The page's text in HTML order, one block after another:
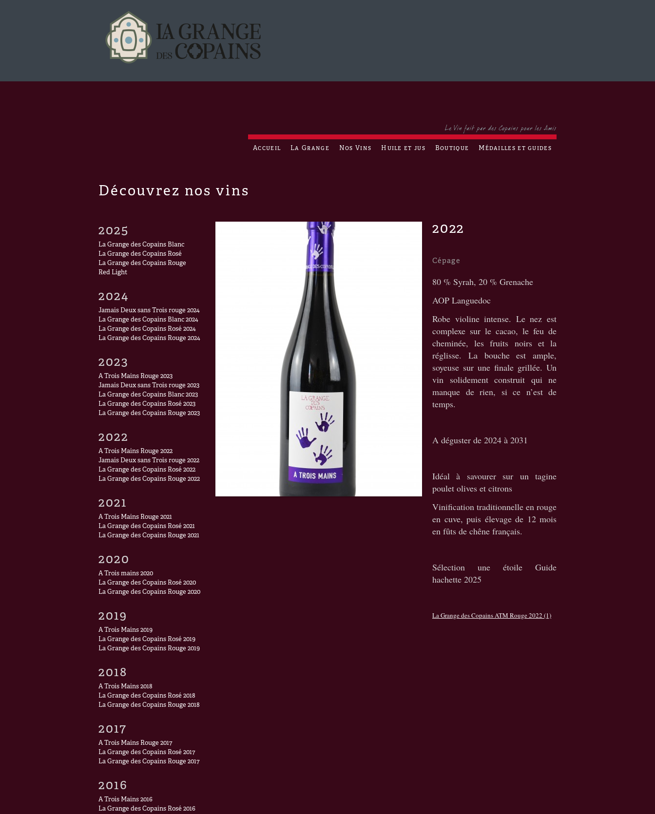
Accueil La Grange Nos Vins Huile et jus Boutique Médailles et guides
Découvrez nos vins
2025
La Grange des Copains Blanc
La Grange des Copains Rosé
La Grange des Copains Rouge
Red Light
2024
Jamais Deux sans Trois rouge 2024
La Grange des Copains Blanc 2024
La Grange des Copains Rosé 2024
La Grange des Copains Rouge 2024
2023
A Trois Mains Rouge 2023
Jamais Deux sans Trois rouge 2023
La Grange des Copains Blanc 2023
La Grange des Copains Rosé 2023
La Grange des Copains Rouge 2023
2022
A Trois Mains Rouge 2022
Jamais Deux sans Trois rouge 2022
La Grange des Copains Rosé 2022
La Grange des Copains Rouge 2022
2021
A Trois Mains Rouge 2021
La Grange des Copains Rosé 2021
La Grange des Copains Rouge 2021
2020
A Trois mains 2020
La Grange des Copains Rosé 2020
La Grange des Copains Rouge 2020
2019
A Trois Mains 2019
La Grange des Copains Rosé 2019
La Grange des Copains Rouge 2019
2018
A Trois Mains 2018
La Grange des Copains Rosé 2018
La Grange des Copains Rouge 2018
2017
A Trois Mains Rouge 2017
La Grange des Copains Rosé 2017
La Grange des Copains Rouge 2017
2016
A Trois Mains 2016
La Grange des Copains Rosé 2016
2022
Cépage
80 % Syrah, 20 % Grenache
AOP Languedoc
Robe violine intense. Le nez est
complexe sur le cacao, le feu de
cheminée, les fruits noirs et la
réglisse. La bouche est ample,
soyeuse sur une finale grillée. Un
vin solidement construit qui ne
manque de rien, si ce n’est de
temps.
A déguster de 2024 à 2031
Idéal à savourer sur un tagine
poulet olives et citrons
Vinification traditionnelle en rouge
en cuve, puis élevage de 12 mois
en fûts de chêne français.
Sélection une étoile Guide
hachette 2025
La Grange des Copains ATM Rouge 2022 (1)